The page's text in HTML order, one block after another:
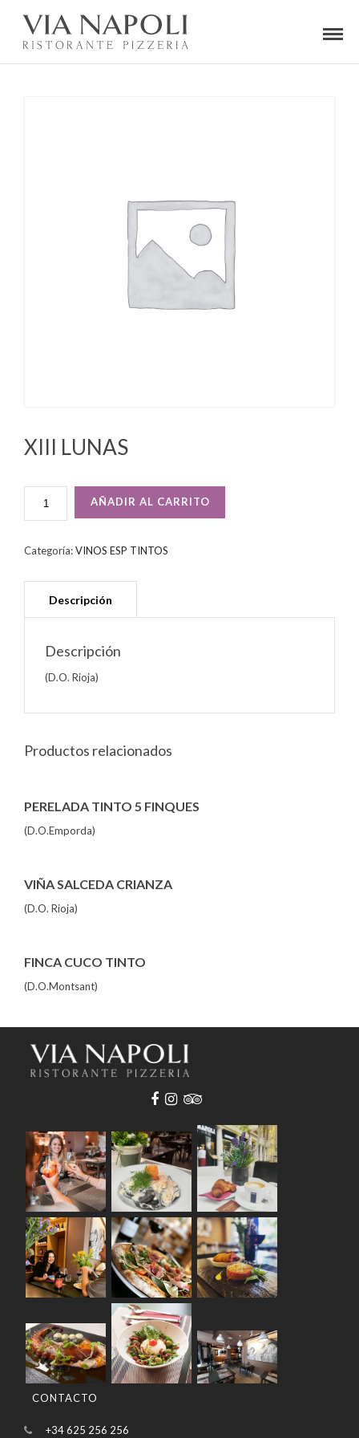
XIII LUNAS
AÑADIR AL CARRITO
Categoría:VINOS ESP TINTOS
Descripción
(D.O. Rioja)
Productos relacionados
PERELADA TINTO 5 FINQUES
(D.O.Emporda)
VIÑA SALCEDA CRIANZA
(D.O. Rioja)
FINCA CUCO TINTO
(D.O.Montsant)
CONTACTO
+34 625 256 256